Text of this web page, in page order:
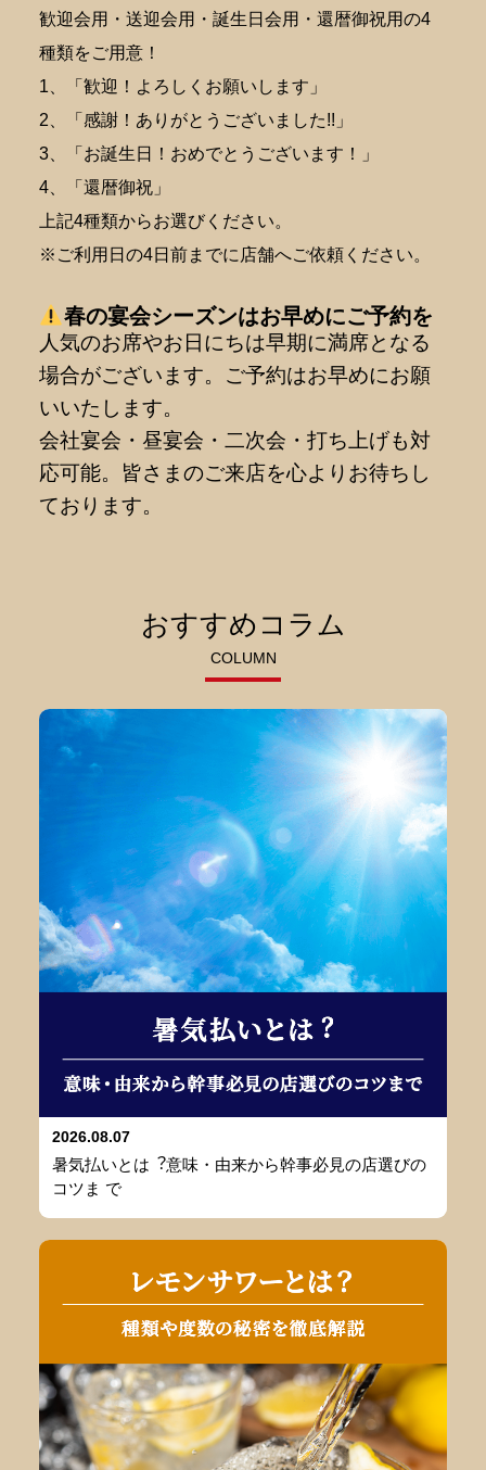
歓迎会用・送迎会用・誕生日会用・還暦御祝用の4
種類をご用意！
1、「歓迎！よろしくお願いします」
2、「感謝！ありがとうございました!!」
3、「お誕生日！おめでとうございます！」
4、「還暦御祝」
上記4種類からお選びください。
※ご利用日の4日前までに店舗へご依頼ください。
春の宴会シーズンはお早めにご予約を
人気のお席やお日にちは早期に満席となる
場合がございます。ご予約はお早めにお願
いいたします。
会社宴会・昼宴会・二次会・打ち上げも対
応可能。皆さまのご来店を心よりお待ちし
ております。
おすすめコラム
COLUMN
2026.08.07
暑気払いとは︖意味・由来から幹事必⾒の店選びの
コツま で